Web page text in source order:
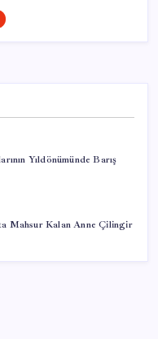
Yıldönümünde Barış
Mahsur Kalan Anne Çilingir